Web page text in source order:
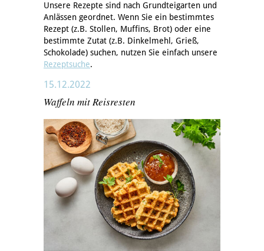
Unsere Rezepte sind nach Grundteigarten und
Anlässen geordnet. Wenn Sie ein bestimmtes
Rezept (z.B. Stollen, Muffins, Brot) oder eine
bestimmte Zutat (z.B. Dinkelmehl, Grieß,
Schokolade) suchen, nutzen Sie einfach unsere
Rezeptsuche.
15.12.2022
Waffeln mit Reisresten